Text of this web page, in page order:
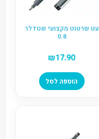
עט שרטוט מקצועי שטדלר
0.8
₪17.90
הוספה לסל